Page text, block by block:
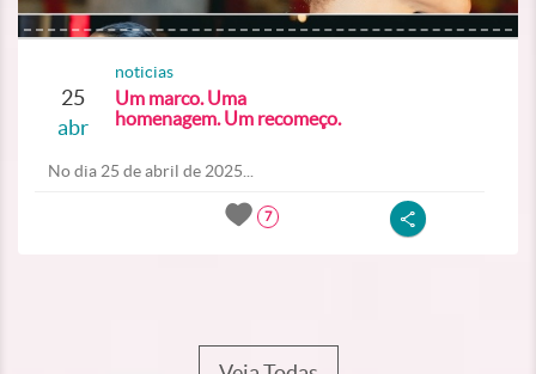
25
abr
noticias
Um marco. Uma
homenagem. Um recomeço.
No dia 25 de abril de 2025...
7